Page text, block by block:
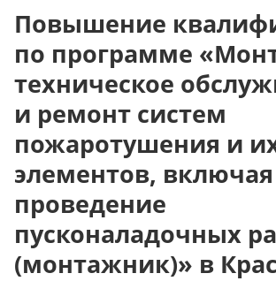
Повышение
по программе
техническое
и ремонт систем
пожаротушения и
элементов, включая
проведение
пусконаладочных
(монтажник)» в